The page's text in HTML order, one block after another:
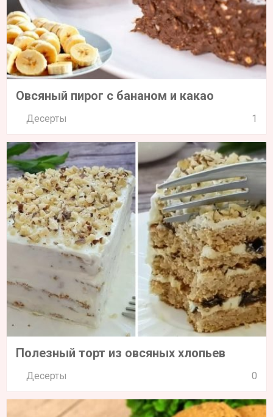
Овсяный пирог с бананом и какао
Десерты 1
Полезный торт из овсяных хлопьев
Десерты 0